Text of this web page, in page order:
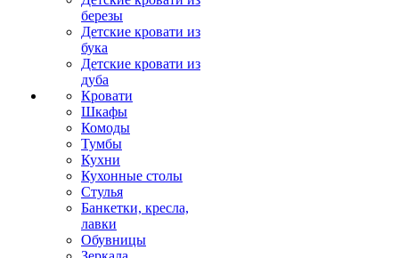
березы
Детские кровати из
бука
Детские кровати из
дуба
Кровати
Шкафы
Комоды
Тумбы
Кухни
Кухонные столы
Стулья
Банкетки, кресла,
лавки
Обувницы